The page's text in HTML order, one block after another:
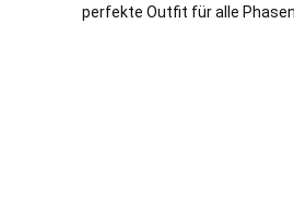
perfekte Outfit für alle Phasen.